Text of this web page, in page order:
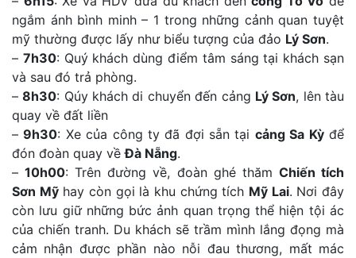
ngắm ánh bình minh – 1 trong những cảnh quan tuyệt
mỹ thường được lấy như biểu tượng của đảo Lý Sơn.
– 7h30: Quý khách dùng điểm tâm sáng tại khách sạn
và sau đó trả phòng.
–8h30: Qúy khách di chuyển đến cảng Lý Sơn, lên tàu
quay về đất liền
–9h30: Xe của công ty đã đợi sẵn tại cảng Sa Kỳđể
đón đoàn quay vềĐà Nẵng.
–10h00: Trên đường về, đoàn ghé thăm Chiến tích
Sơn Mỹhay còn gọi là khu chứng tích Mỹ Lai. Nơi đây
còn lưu giữ những bức ảnh quan trọng thể hiện tội ác
của chiến tranh. Du khách sẽ trầm mình lắng đọng mà
cảm nhận được phần nào nỗi đau thương, mất mác